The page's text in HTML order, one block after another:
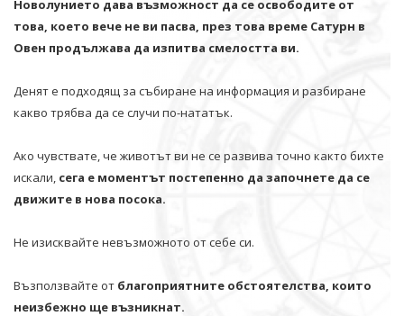
Новолунието дава възможност да се освободите от
това, което вече не ви пасва, през това време Сатурн в
Овен продължава да изпитва смелостта ви.
Денят е подходящ за събиране на информация и разбиране
какво трябва да се случи по-нататък.
Ако чувствате, че животът ви не се развива точно както бихте
искали, сега е моментът постепенно да започнете да се
движите в нова посока.
Не изисквайте невъзможното от себе си.
Възползвайте от благоприятните обстоятелства, които
неизбежно ще възникнат.